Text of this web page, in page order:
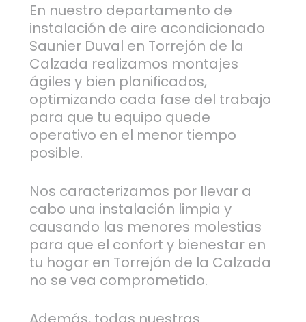
En nuestro departamento de
instalación de aire acondicionado
Saunier Duval en Torrejón de la
Calzada realizamos montajes
ágiles y bien planificados,
optimizando cada fase del trabajo
para que tu equipo quede
operativo en el menor tiempo
posible.
Nos caracterizamos por llevar a
cabo una instalación limpia y
causando las menores molestias
para que el confort y bienestar en
tu hogar en Torrejón de la Calzada
no se vea comprometido.